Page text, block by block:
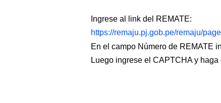
Ingrese al link del REMATE:
https://remaju.pj.gob.pe/remaju/
En el campo Número de REMATE
Luego ingrese el CAPTCHA y